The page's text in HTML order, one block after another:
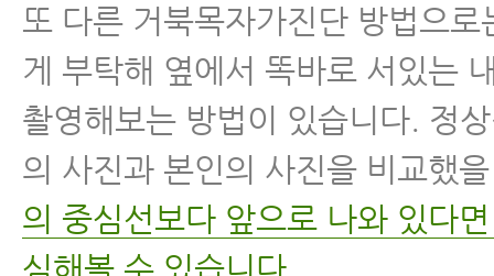
또 다른 거북목자가진단 방법으로
게 부탁해 옆에서 똑바로 서있는
촬영해보는 방법이 있습니다. 정
의 사진과 본인의 사진을 비교했
의 중심선보다 앞으로 나와 있다
심해볼 수 있습니다.